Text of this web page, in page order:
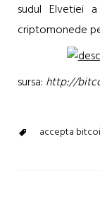
sudul Elvetiei
criptomonede
sursa: http://
accepta